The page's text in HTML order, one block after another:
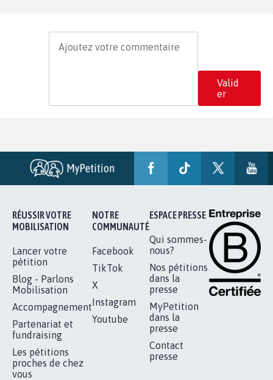
Valid
er
RÉUSSIR VOTRE
MOBILISATION
Lancer votre
pétition
Blog - Parlons
Mobilisation
Accompagnement
Partenariat et
fundraising
Les pétitions
proches de chez
vous
NOTRE
COMMUNAUTÉ
Facebook
TikTok
X
Instagram
Youtube
ESPACE PRESSE
Qui sommes-
nous?
Nos pétitions
dans la
presse
MyPetition
dans la
presse
Contact
presse